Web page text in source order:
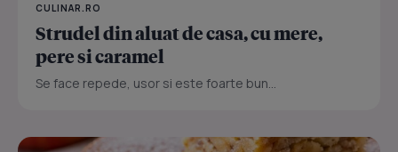
CULINAR.RO
Strudel din aluat de casa, cu mere,
pere si caramel
Se face repede, usor si este foarte bun...